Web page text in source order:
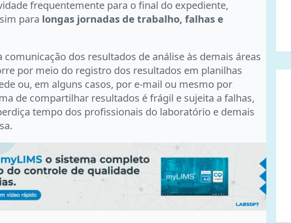
frequentemente para o final do expediente,
para longas jornadas de trabalho, falhas e
comunicação dos resultados de análise às demais áreas
por meio do registro dos resultados em planilhas
ou, em alguns casos, por e-mail ou mesmo por
de compartilhar resultados é frágil e sujeita a falhas,
tempo dos profissionais do laboratório e demais